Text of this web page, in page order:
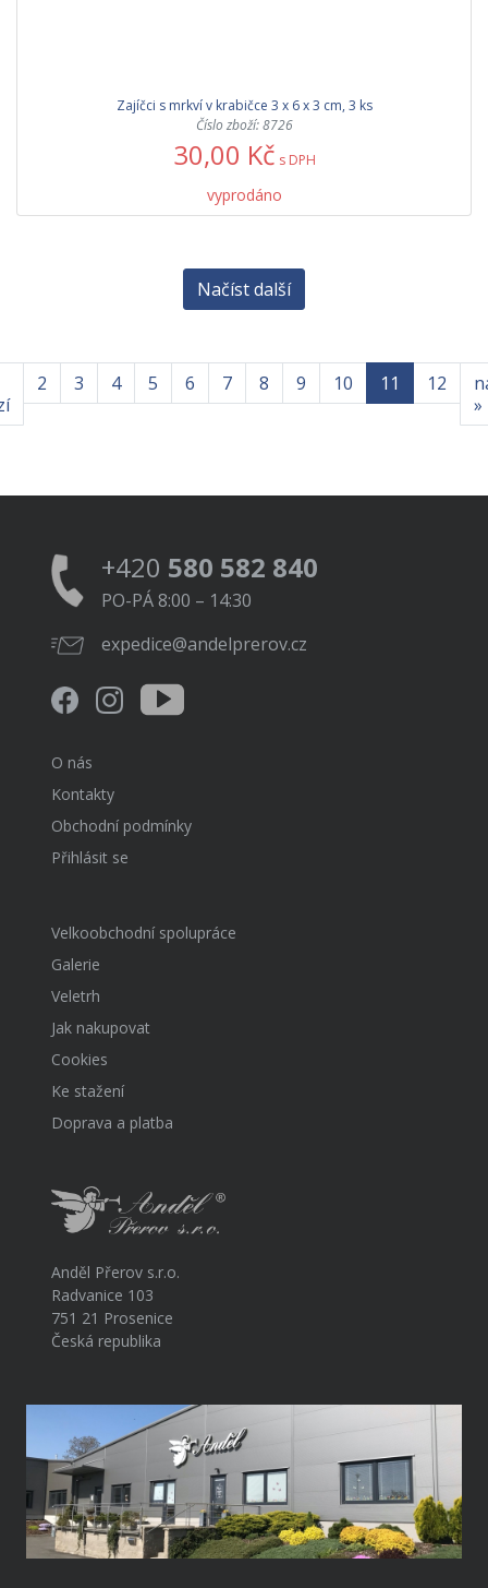
Zajíčci s mrkví v krabičce 3 x 6 x 3 cm, 3 ks
Číslo zboží: 8726
30,00 Kč s DPH
vyprodáno
Načíst další
2 3 4 5 6 7 8 9 10 11 12
»
+420 580 582 840
PO-PÁ 8:00 – 14:30
expedice@andelprerov.cz
O nás
Kontakty
Obchodní podmínky
Přihlásit se
Velkoobchodní spolupráce
Galerie
Veletrh
Jak nakupovat
Cookies
Ke stažení
Doprava a platba
Anděl Přerov s.r.o.
Radvanice 103
751 21 Prosenice
Česká republika